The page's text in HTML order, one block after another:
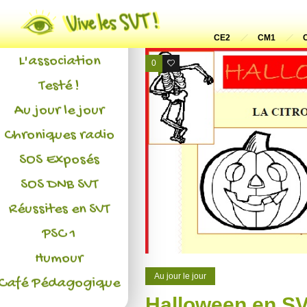
CE2 CM1
0 0
Au jour le jour
Actualités
L'association
Testé !
Au jour le jour
Chroniques radio
SOS Exposés
SOS DNB SVT
Réussites en SVT
PSC 1
Humour
Pédagogique